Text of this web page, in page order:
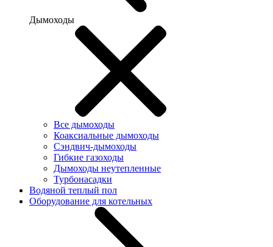
Дымоходы
Все дымоходы
Коаксиальные дымоходы
Сэндвич-дымоходы
Гибкие газоходы
Дымоходы неутепленные
Турбонасадки
Водяной теплый пол
Оборудование для котельных